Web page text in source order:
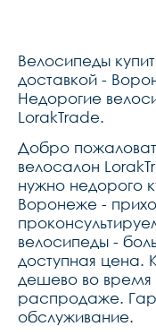
performance
venec
штырьcube
хомутcube
11-
mtb,рулевая
fph868, top 1
bottom 1 12quot,
Велосипеды
доставкой -
Недорогие
LorakTrade.
Добро
велосалон
нужно недорого
Воронеже -
велосипеды -
доступная цена.
дешево во время
распродаже.
обслуживание.